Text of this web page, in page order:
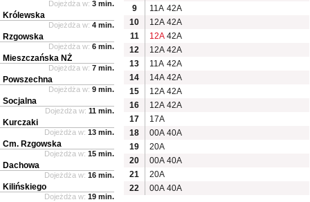
9
11A 42A
10
12A 42A
11
12A 42A
12
12A 42A
13
11A 42A
14
14A 42A
15
12A 42A
16
12A 42A
17
17A
18
00A 40A
19
20A
20
00A 40A
21
20A
22
00A 40A
Dojeżdża w: 3 min.
Królewska
Dojeżdża w: 4 min.
Rzgowska
Dojeżdża w: 6 min.
Mieszczańska NŻ
Dojeżdża w: 7 min.
Powszechna
Dojeżdża w: 9 min.
Socjalna
Dojeżdża w: 11 min.
Kurczaki
Dojeżdża w: 13 min.
Cm. Rzgowska
Dojeżdża w: 15 min.
Dachowa
Dojeżdża w: 16 min.
Kilińskiego
Dojeżdża w: 19 min.